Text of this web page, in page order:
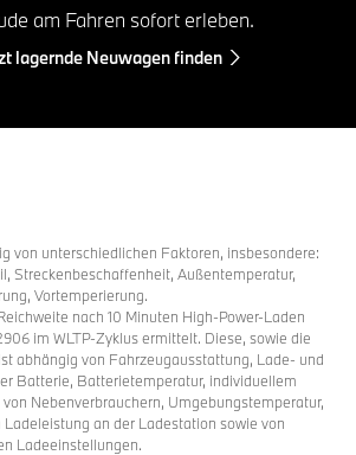
am Fahren sofort erleben.
lagernde Neuwagen finden
von unterschiedlichen Faktoren, insbesondere:
Streckenbeschaffenheit, Außentemperatur,
Vortemperierung.
nach 10 Minuten High-Power-Laden
im WLTP-Zyklus ermittelt. Diese, sowie die
abhängig von Fahrzeugausstattung, Lade- und
Batterie, Batterietemperatur, individuellem
Nebenverbrauchern, Umgebungstemperatur,
an der Ladestation sowie von
Ladeeinstellungen.